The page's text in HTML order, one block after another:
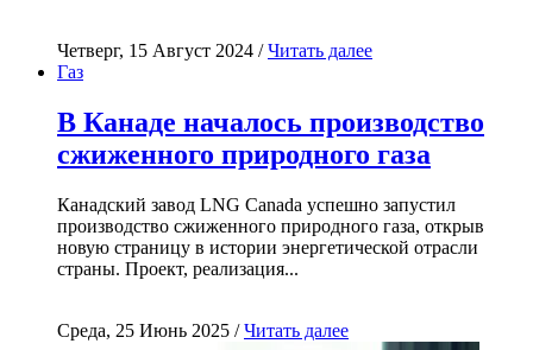
Четверг, 15 Август 2024 /Читать далее
Газ
В Канаде началось производство
сжиженного природного газа
Канадский завод LNG Canada успешно запустил
производство сжиженного природного газа, открыв
новую страницу в истории энергетической отрасли
страны. Проект, реализация...
Среда, 25 Июнь 2025 /Читать далее